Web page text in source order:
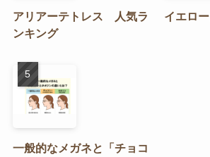
アリアーテトレス 人気ラ
ンキング
イエロ
一般的なメガネと「チョコ